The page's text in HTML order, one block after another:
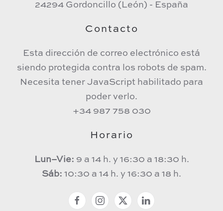
24294 Gordoncillo (León) - España
Contacto
Esta dirección de correo electrónico está
siendo protegida contra los robots de spam.
Necesita tener JavaScript habilitado para
poder verlo.
+34 987 758 030
Horario
Lun–Vie: 9 a 14 h. y 16:30 a 18:30 h.
Sáb: 10:30 a 14 h. y 16:30 a 18 h.